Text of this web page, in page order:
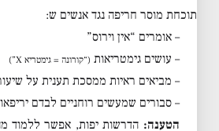
תוכחת מוסר חריפה נגד אנשים ש:
– אומרים “אין וירוס”
– עושים גימטריאות (“קורונה = גימטריא X”)
– מביאים ראיות ממסכת תענית על
– סבורים שמעשים רוחניים לבדם יריפאו
הטענה: הדרשות יפות, אפשר ללמוד